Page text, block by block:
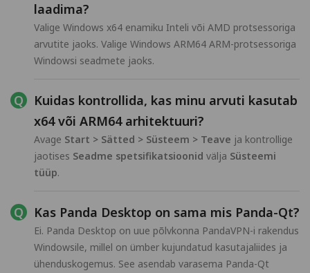
laadima?
Valige Windows x64 enamiku Inteli või AMD protsessoriga
arvutite jaoks. Valige Windows ARM64 ARM-protsessoriga
Windowsi seadmete jaoks.
Kuidas kontrollida, kas minu arvuti kasutab
x64 või ARM64 arhitektuuri?
Avage Start > Sätted > Süsteem > Teave ja kontrollige
jaotises Seadme spetsifikatsioonid välja Süsteemi
tüüp.
Kas Panda Desktop on sama mis Panda-Qt?
Ei. Panda Desktop on uue põlvkonna PandaVPN-i rakendus
Windowsile, millel on ümber kujundatud kasutajaliides ja
ühenduskogemus. See asendab varasema Panda-Qt